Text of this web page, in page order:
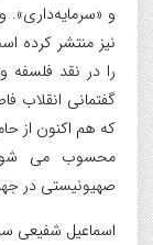
و «سرمایه‌داری».
نیز منتشر کرده
را در نقد
گفتمانی انقلاب
که هم اکنون از
محسوب می شود
صهیونیستی در
اسماعیل شفیعی